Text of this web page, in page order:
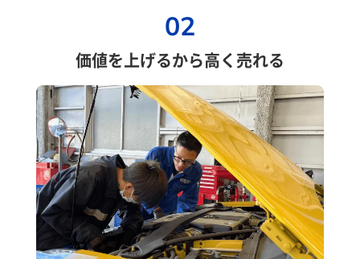
02
価値を上げるから高く売れる